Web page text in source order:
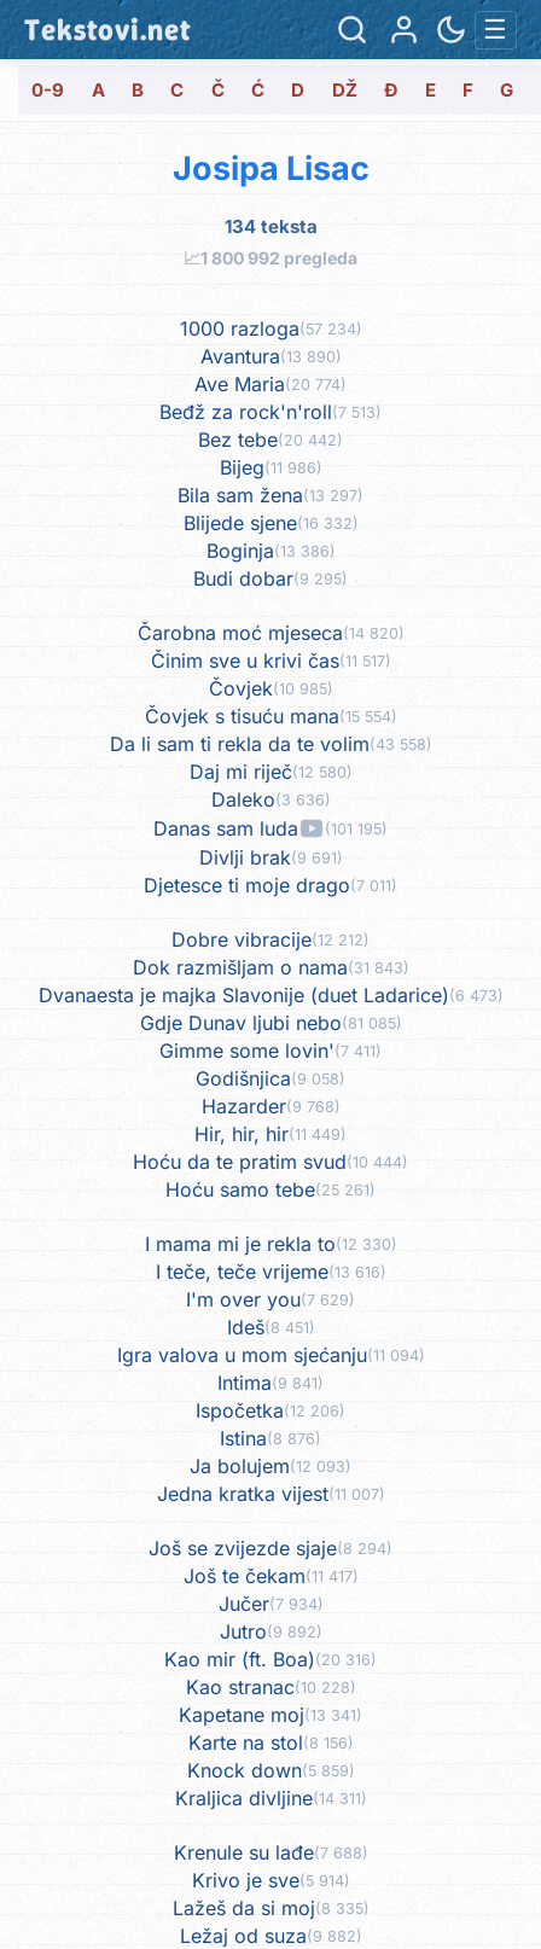
Tekstovi.net ☰
0-9 A B C Č Ć D DŽ Đ E F G
Josipa Lisac
134 teksta
📈1 800 992 pregleda
1000 razloga(57 234)
Avantura(13 890)
Ave Maria(20 774)
Beđž za rock'n'roll(7 513)
Bez tebe(20 442)
Bijeg(11 986)
Bila sam žena(13 297)
Blijede sjene(16 332)
Boginja(13 386)
Budi dobar(9 295)
Čarobna moć mjeseca(14 820)
Činim sve u krivi čas(11 517)
Čovjek(10 985)
Čovjek s tisuću mana(15 554)
Da li sam ti rekla da te volim(43 558)
Daj mi riječ(12 580)
Daleko(3 636)
Danas sam luda (101 195)
Divlji brak(9 691)
Djetesce ti moje drago(7 011)
Dobre vibracije(12 212)
Dok razmišljam o nama(31 843)
Dvanaesta je majka Slavonije (duet Ladarice)(6 473)
Gdje Dunav ljubi nebo(81 085)
Gimme some lovin'(7 411)
Godišnjica(9 058)
Hazarder(9 768)
Hir, hir, hir(11 449)
Hoću da te pratim svud(10 444)
Hoću samo tebe(25 261)
I mama mi je rekla to(12 330)
I teče, teče vrijeme(13 616)
I'm over you(7 629)
Ideš(8 451)
Igra valova u mom sjećanju(11 094)
Intima(9 841)
Ispočetka(12 206)
Istina(8 876)
Ja bolujem(12 093)
Jedna kratka vijest(11 007)
Još se zvijezde sjaje(8 294)
Još te čekam(11 417)
Jučer(7 934)
Jutro(9 892)
Kao mir (ft. Boa)(20 316)
Kao stranac(10 228)
Kapetane moj(13 341)
Karte na stol(8 156)
Knock down(5 859)
Kraljica divljine(14 311)
Krenule su lađe(7 688)
Krivo je sve(5 914)
Lažeš da si moj(8 335)
Ležaj od suza(9 882)